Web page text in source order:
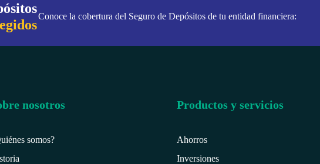
Conoce la cobertura del Seguro de Depósitos de tu entidad financiera:
nosotros
somos?
Productos y servicios
Ahorros
Inversiones